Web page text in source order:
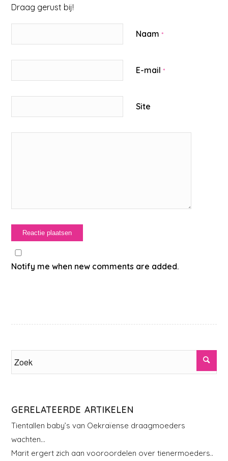
Draag gerust bij!
Naam*
E-mail*
Site
Notify me when new comments are added.
GERELATEERDE ARTIKELEN
Tientallen baby’s van Oekraïense draagmoeders
wachten…
Marit ergert zich aan vooroordelen over tienermoeders..